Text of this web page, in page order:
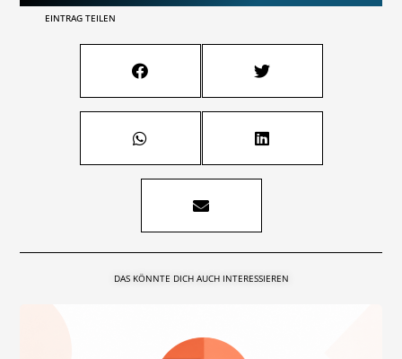
EINTRAG TEILEN
DAS KÖNNTE DICH AUCH INTERESSIEREN